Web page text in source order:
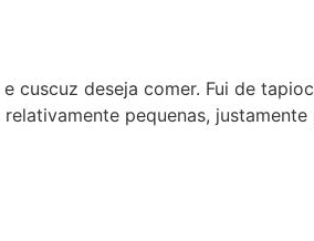
cuscuz deseja comer. Fui de
pequenas,